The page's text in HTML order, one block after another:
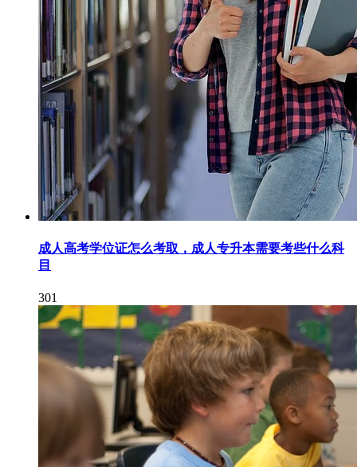
成人高考学位证怎么考取，成人专升本需要考些什么科
目
301